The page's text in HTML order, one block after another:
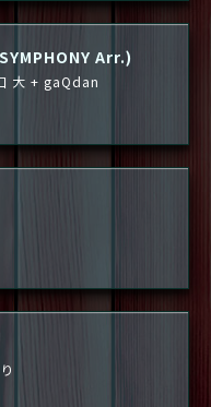
Arr.)
大 + gaQdan